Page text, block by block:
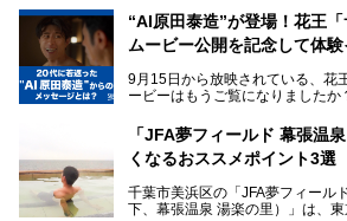
さらに最近では、24時間営業で深
や、テレワーク・コワーキング
るスパも増えており、ただの入浴
本記事では、人気スーパー銭湯か
スペースや休憩スペースが充実し
向けの施設など、目的に合わせた
す。
ださい。
新設エリアや生まれ変わった浴場
ャラクター「ユーラシわん」と一
───
提供元：SPA＆HOTEL舞浜ユー
です。
“AI原田泰造”が登場！花王
ムービー公開を記念して体
9月15日から放映されている、花
ービーはもうご覧になりましたか
伝えるムービーです。公開を記念
か竜泉寺の湯にて体験イベントを
が無料で試せるチャンスです！
提供元：花王株式会社【PR】
この記事は花王株式会社商品の
「JFA夢フィールド 幕張温
くなるおススメポイント3選
千葉市美浜区の「JFA夢フィール
下、幕張温泉 湯楽の里）」は、東